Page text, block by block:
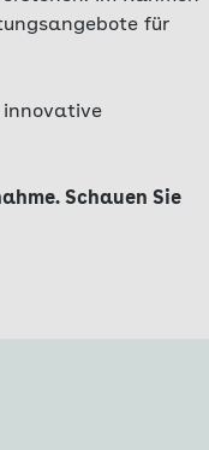
für
innovative
Schauen Sie